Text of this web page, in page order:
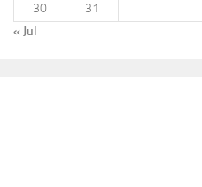
30
31
« Jul